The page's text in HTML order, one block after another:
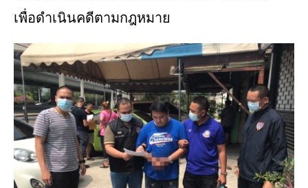
เพื่อดำเนินคดีตามกฎหมาย